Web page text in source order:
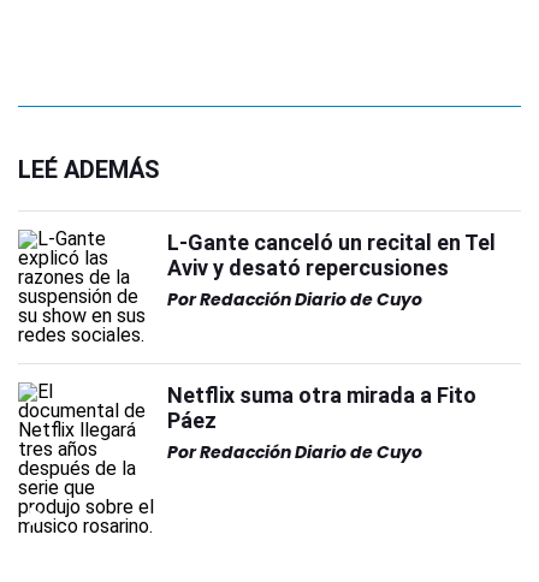
LEÉ ADEMÁS
L-Gante canceló un recital en Tel
Aviv y desató repercusiones
PorRedacción Diario de Cuyo
Netflix suma otra mirada a Fito
Páez
PorRedacción Diario de Cuyo